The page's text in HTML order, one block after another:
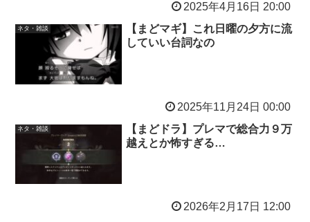
2025年4月16日 20:00
ネタ・雑談
【まどマギ】これ日曜の夕方に流
していい台詞なの
2025年11月24日 00:00
ネタ・雑談
【まどドラ】プレマで総合力９万
越えとか怖すぎる…
2026年2月17日 12:00